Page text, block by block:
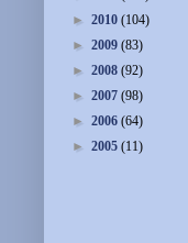
► 2010 (104)
► 2009 (83)
► 2008 (92)
► 2007 (98)
► 2006 (64)
► 2005 (11)